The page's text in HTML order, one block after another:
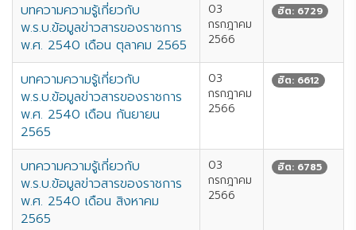
บทความความรู้เกี่ยวกับ
พ.ร.บ.ข้อมูลข่าวสารของราชการ
พ.ศ. 2540 เดือน ตุลาคม 2565
03
กรกฎาคม
2566
ฮิต: 6729
บทความความรู้เกี่ยวกับ
พ.ร.บ.ข้อมูลข่าวสารของราชการ
พ.ศ. 2540 เดือน กันยายน
2565
03
กรกฎาคม
2566
ฮิต: 6612
บทความความรู้เกี่ยวกับ
พ.ร.บ.ข้อมูลข่าวสารของราชการ
พ.ศ. 2540 เดือน สิงหาคม
2565
03
กรกฎาคม
2566
ฮิต: 6785